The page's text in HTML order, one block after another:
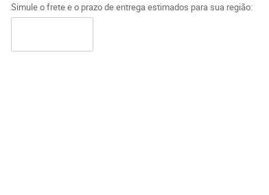
Simule o frete e o prazo de entrega estimados para sua região: